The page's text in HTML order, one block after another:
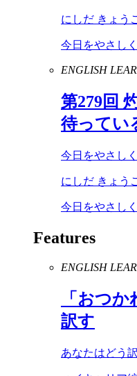
にしだ きょう
今日をやさし
ENGLISH
第279回
待ってい
今日をやさし
にしだ きょう
今日をやさし
Features
ENGLISH
「おつ
訳す
あなたはどう